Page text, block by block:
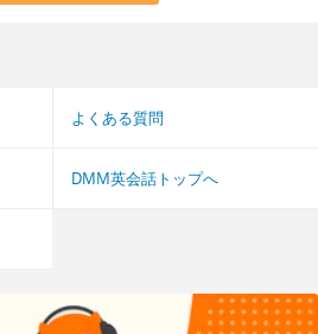
よくある質問
DMM英会話トップへ